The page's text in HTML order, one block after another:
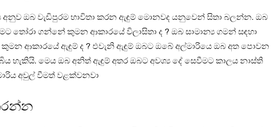
අනුව ඔබ වැඩිපුරම භාවිතා කරන ඇඳුම් මොනවද යනුවෙන් සිතා බලන්න. ඔබ
තෝරා ගන්නේ කුමන ආකාරයේ විලාසිතා ද ? ඔබ සාමාන්‍ය ගමන් සඳහා
ආකාරයේ ඇඳුම් ද ? එවැනි ඇඳුම් ඔබට ඔබේ අල්මාරියෙ ඔබ අත පොවන
හැකියි. මෙය ඔබ අනිත් ඇඳුම් අතර ඔබට අවශ්‍ය දේ සෙවීමට කාලය නාස්ති
අවුල් වීමත් වළක්වනවා